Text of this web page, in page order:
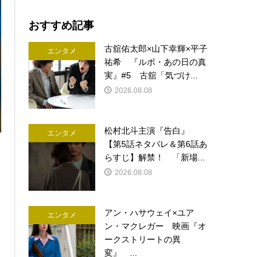
おすすめ記事
エンタメ
古舘佑太郎×山下幸輝×平子
祐希 『ルポ・あの日の真
実』#5 古舘「気づけ...
2026.08.08
エンタメ
松村北斗主演『告白』
【第5話ネタバレ＆第6話あ
らすじ】解禁！ 「新場...
2026.08.08
エンタメ
アン・ハサウェイ×ユア
ン・マクレガー 映画『オ
ークストリートの異
変』 ...